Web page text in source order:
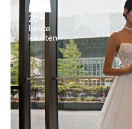
20+
Leute
kauften